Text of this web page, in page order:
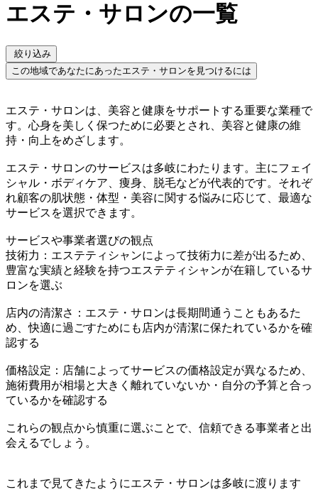
エステ・サロンの一覧
絞り込み
この地域であなたにあったエステ・サロンを見つけるには
エステ・サロンは、美容と健康をサポートする重要な業種で
す。心身を美しく保つために必要とされ、美容と健康の維
持・向上をめざします。
エステ・サロンのサービスは多岐にわたります。主にフェイ
シャル・ボディケア、痩身、脱毛などが代表的です。それぞ
れ顧客の肌状態・体型・美容に関する悩みに応じて、最適な
サービスを選択できます。
サービスや事業者選びの観点
技術力：エステティシャンによって技術力に差が出るため、
豊富な実績と経験を持つエステティシャンが在籍しているサ
ロンを選ぶ
店内の清潔さ：エステ・サロンは長期間通うこともあるた
め、快適に過ごすためにも店内が清潔に保たれているかを確
認する
価格設定：店舗によってサービスの価格設定が異なるため、
施術費用が相場と大きく離れていないか・自分の予算と合っ
ているかを確認する
これらの観点から慎重に選ぶことで、信頼できる事業者と出
会えるでしょう。
これまで見てきたようにエステ・サロンは多岐に渡ります